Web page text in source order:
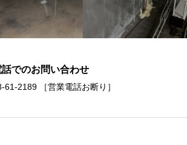
話でのお問い合わせ
61-2189 ［営業電話お断り］